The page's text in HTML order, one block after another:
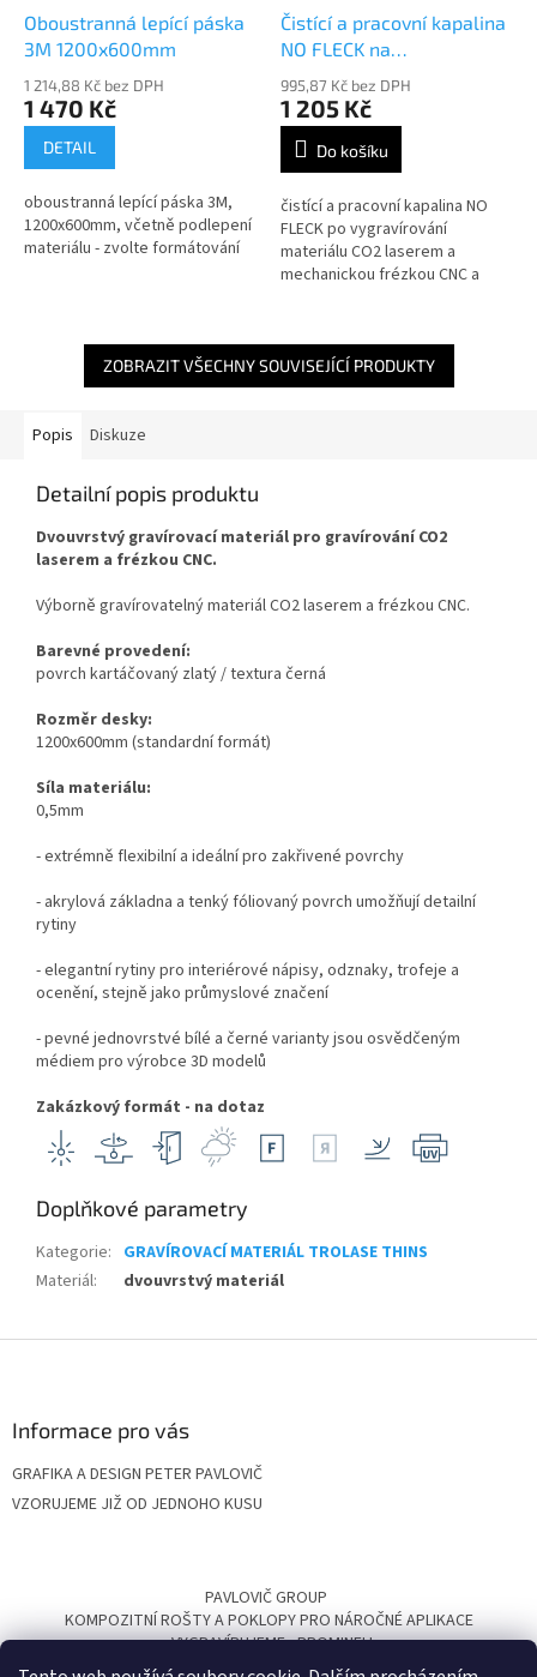
Oboustranná lepící páska
3M 1200x600mm
1 214,88 Kč bez DPH
1 470 Kč
DETAIL
oboustranná lepící páska 3M,
1200x600mm, včetně podlepení
materiálu - zvolte formátování
Čistící a pracovní kapalina
NO FLECK na
995,87 Kč bez DPH
1 205 Kč
Do košíku
čistící a pracovní kapalina NO
FLECK po vygravírování
materiálu CO2 laserem a
mechanickou frézkou CNC a
ZOBRAZIT VŠECHNY SOUVISEJÍCÍ PRODUKTY
Popis Diskuze
Detailní popis produktu
Dvouvrstvý gravírovací materiál pro gravírování CO2
laserem a frézkou CNC.
Výborně gravírovatelný materiál CO2 laserem a frézkou CNC.
Barevné provedení:
povrch kartáčovaný zlatý / textura černá
Rozměr desky:
1200x600mm (standardní formát)
Síla materiálu:
0,5mm
- extrémně flexibilní a ideální pro zakřivené povrchy
- akrylová základna a tenký fóliovaný povrch umožňují detailní
rytiny
- elegantní rytiny pro interiérové ​​nápisy, odznaky, trofeje a
ocenění, stejně jako průmyslové značení
- pevné jednovrstvé bílé a černé varianty jsou osvědčeným
médiem pro výrobce 3D modelů
Zakázkový formát - na dotaz
Doplňkové parametry
Kategorie: GRAVÍROVACÍ MATERIÁL TROLASE THINS
Materiál: dvouvrstvý materiál
Informace pro vás
GRAFIKA A DESIGN PETER PAVLOVIČ
VZORUJEME JIŽ OD JEDNOHO KUSU
PAVLOVIČ GROUP
KOMPOZITNÍ ROŠTY A POKLOPY PRO NÁROČNÉ APLIKACE
VYGRAVÍRUJEME PROMINELI